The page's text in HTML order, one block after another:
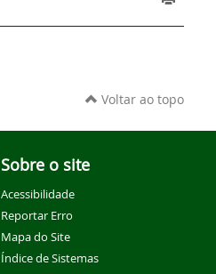
Voltar ao topo
Sobre o site
Acessibilidade
Reportar Erro
Mapa do Site
Índice de Sistemas